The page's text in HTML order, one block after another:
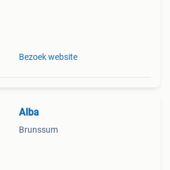
Bezoek website
Alba
Brunssum